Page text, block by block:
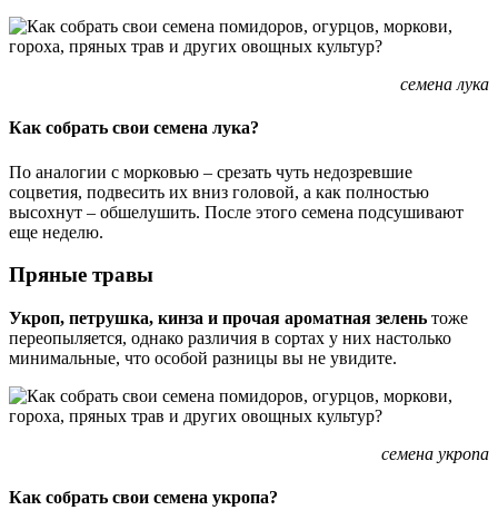
семена лука
Как собрать свои семена лука?
По аналогии с морковью – срезать чуть недозревшие
соцветия, подвесить их вниз головой, а как полностью
высохнут – обшелушить. После этого семена подсушивают
еще неделю.
Пряные травы
Укроп, петрушка, кинза и прочая ароматная зелень тоже
переопыляется, однако различия в сортах у них настолько
минимальные, что особой разницы вы не увидите.
семена укропа
Как собрать свои семена укропа?